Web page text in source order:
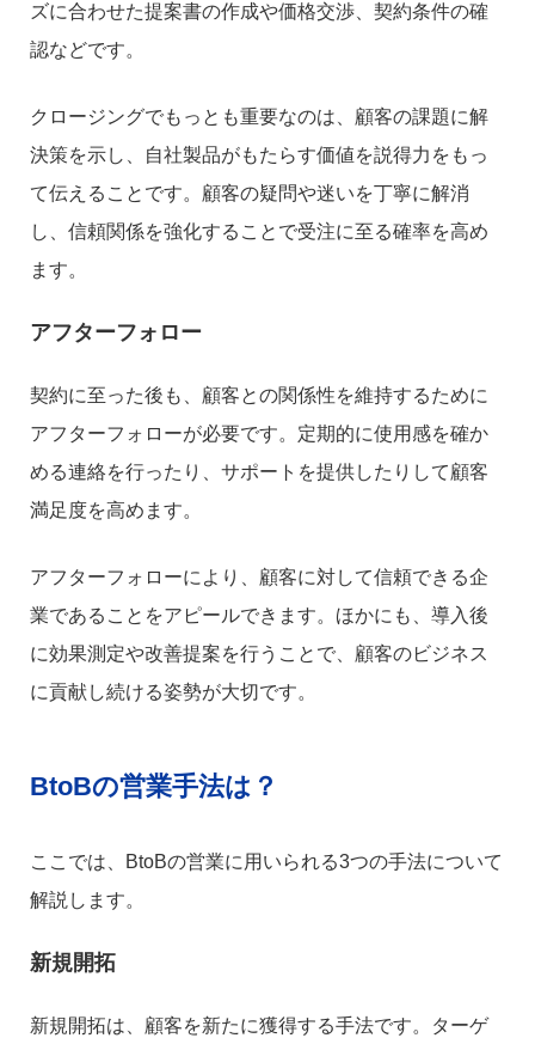
ズに合わせた提案書の作成や価格交渉、契約条件の確
認などです。
クロージングでもっとも重要なのは、顧客の課題に解
決策を示し、自社製品がもたらす価値を説得力をもっ
て伝えることです。顧客の疑問や迷いを丁寧に解消
し、信頼関係を強化することで受注に至る確率を高め
ます。
アフターフォロー
契約に至った後も、顧客との関係性を維持するために
アフターフォローが必要です。定期的に使用感を確か
める連絡を行ったり、サポートを提供したりして顧客
満足度を高めます。
アフターフォローにより、顧客に対して信頼できる企
業であることをアピールできます。ほかにも、導入後
に効果測定や改善提案を行うことで、顧客のビジネス
に貢献し続ける姿勢が大切です。
BtoBの営業手法は？
ここでは、BtoBの営業に用いられる3つの手法について
解説します。
新規開拓
新規開拓は、顧客を新たに獲得する手法です。ターゲ